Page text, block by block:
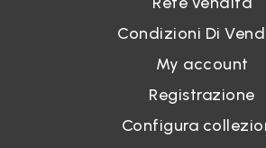
Condizioni Di
My account
Registrazione
Configura